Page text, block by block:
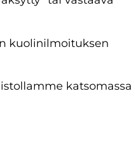
kuolinilmoituksen
katsomassa